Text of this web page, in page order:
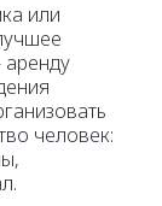
или
человек: